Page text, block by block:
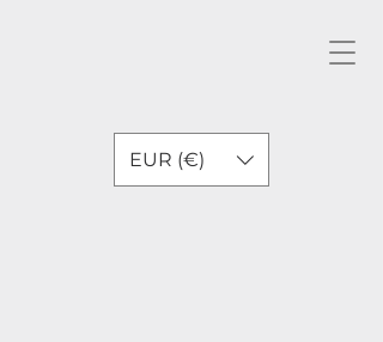
EUR (€)